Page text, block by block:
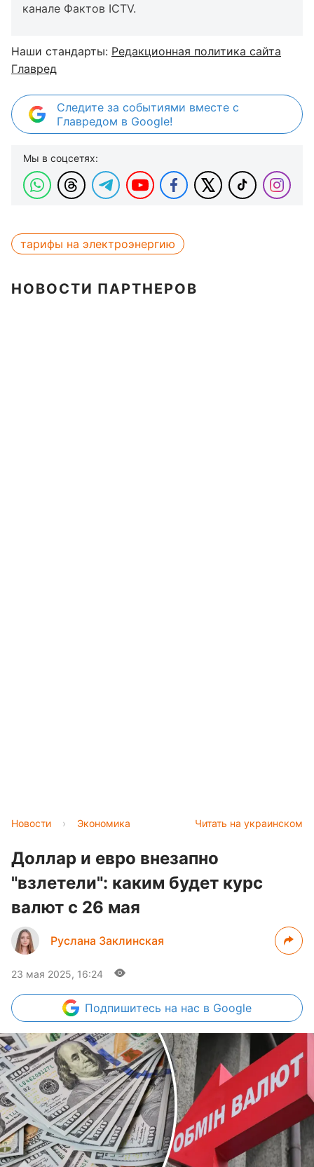
канале Фактов ICTV.
Наши стандарты: Редакционная политика сайта
Главред
Следите за событиями вместе с
Главредом в Google!
Мы в соцсетях:
тарифы на электроэнергию
НОВОСТИ ПАРТНЕРОВ
Читать на украинском
Новости › Экономика
Доллар и евро внезапно
"взлетели": каким будет курс
валют с 26 мая
Руслана Заклинская
23 мая 2025, 16:24
Подпишитесь на нас в Google